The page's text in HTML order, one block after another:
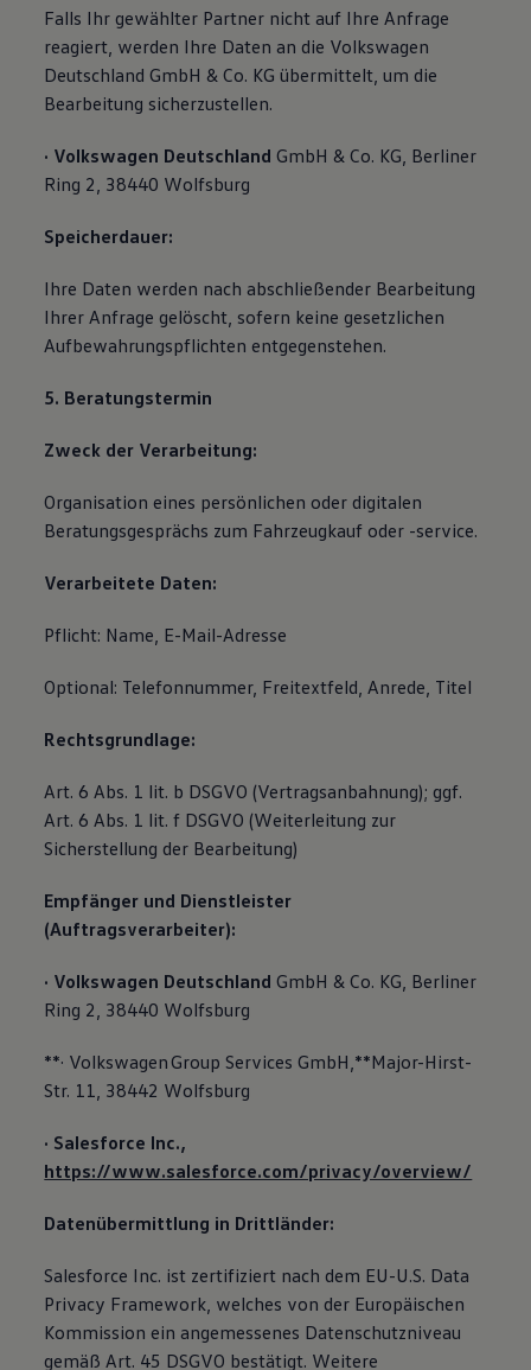
Falls Ihr gewählter Partner nicht auf Ihre Anfrage
reagiert, werden Ihre Daten an die Volkswagen
Deutschland GmbH & Co. KG übermittelt, um die
Bearbeitung sicherzustellen.
· Volkswagen Deutschland GmbH & Co. KG, Berliner
Ring 2, 38440 Wolfsburg
Speicherdauer:
Ihre Daten werden nach abschließender Bearbeitung
Ihrer Anfrage gelöscht, sofern keine gesetzlichen
Aufbewahrungspflichten entgegenstehen.
5. Beratungstermin
Zweck der Verarbeitung:
Organisation eines persönlichen oder digitalen
Beratungsgesprächs zum Fahrzeugkauf oder -service.
Verarbeitete Daten:
Pflicht: Name, E-Mail-Adresse
Optional: Telefonnummer, Freitextfeld, Anrede, Titel
Rechtsgrundlage:
Art. 6 Abs. 1 lit. b DSGVO (Vertragsanbahnung); ggf.
Art. 6 Abs. 1 lit. f DSGVO (Weiterleitung zur
Sicherstellung der Bearbeitung)
Empfänger und Dienstleister
(Auftragsverarbeiter):
· Volkswagen Deutschland GmbH & Co. KG, Berliner
Ring 2, 38440 Wolfsburg
**· Volkswagen Group Services GmbH,**Major-Hirst-
Str. 11, 38442 Wolfsburg
· Salesforce Inc.,
https://www.salesforce.com/privacy/overview/
Datenübermittlung in Drittländer:
Salesforce Inc. ist zertifiziert nach dem EU-U.S. Data
Privacy Framework, welches von der Europäischen
Kommission ein angemessenes Datenschutzniveau
gemäß Art. 45 DSGVO bestätigt. Weitere